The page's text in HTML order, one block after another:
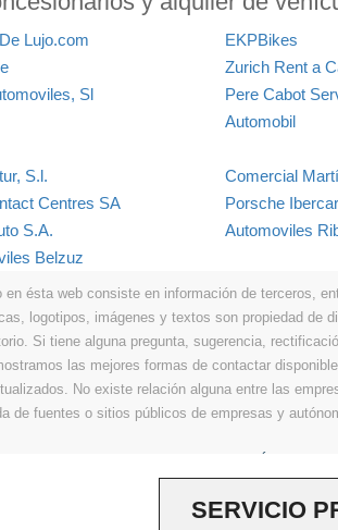
Lujo.com EKPBikes
Zurich Rent a
Sl
Pere Cabot
Automobil
S.l.
Comercial
Centres SA
Porsche
S.A.
Automoviles
Belzuz
en ésta web consiste en información de terceros,
logotipos, imágenes y textos son propiedad de
Si tiene alguna pregunta, sugerencia,
las mejores formas de contactar
No existe relación alguna entre las
de fuentes o sitios públicos de empresas y
SERVICIO